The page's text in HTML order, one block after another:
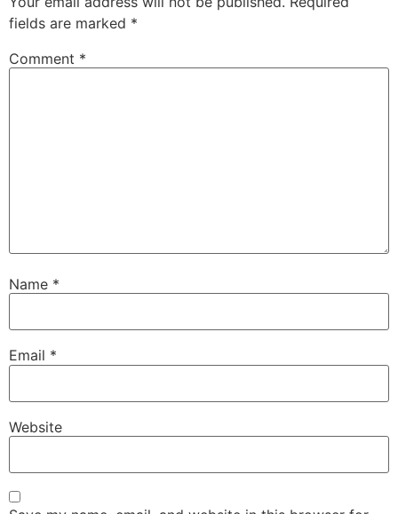
fields are marked *
Comment *
Name *
Email *
Website